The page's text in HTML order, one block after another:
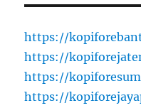
https://
https://
https://
https://